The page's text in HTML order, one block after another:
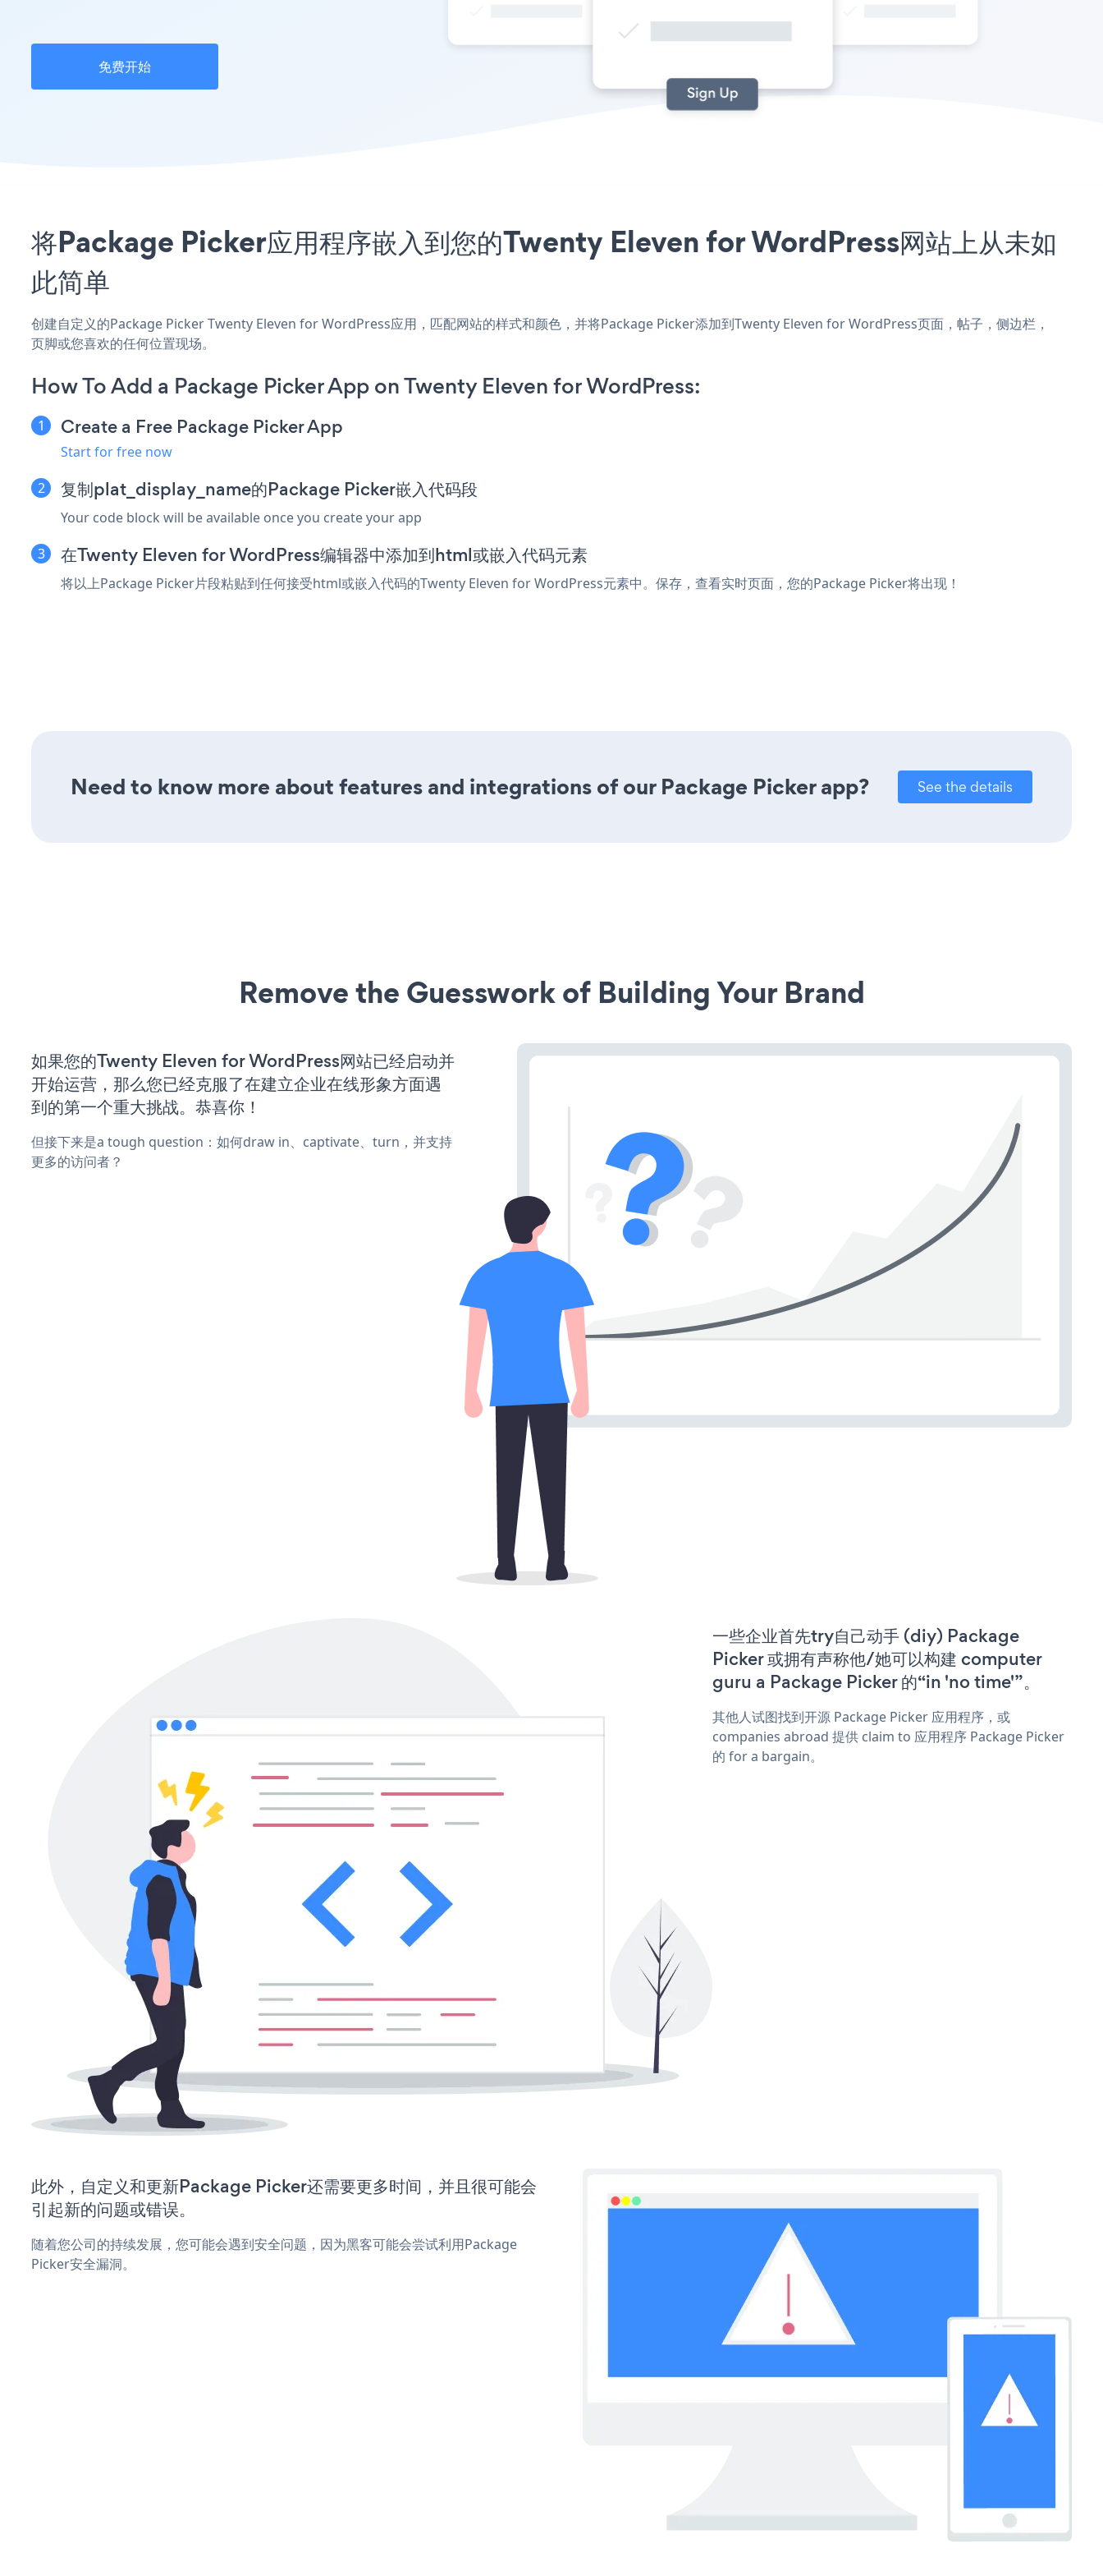
免费开始
将Package Picker应用程序嵌入到您的Twenty Eleven for WordPress网站上从未如
此简单
创建自定义的Package Picker Twenty Eleven for WordPress应用，匹配网站的样式和颜色，并将Package Picker添加到Twenty Eleven for WordPress页面，帖子，侧边栏，
页脚或您喜欢的任何位置现场。
How To Add a Package Picker App on Twenty Eleven for WordPress:
Create a Free Package Picker App
Start for free now
复制plat_display_name的Package Picker嵌入代码段
Your code block will be available once you create your app
在Twenty Eleven for WordPress编辑器中添加到html或嵌入代码元素
将以上Package Picker片段粘贴到任何接受html或嵌入代码的Twenty Eleven for WordPress元素中。保存，查看实时页面，您的Package Picker将出现！
Need to know more about features and integrations of our Package Picker app? See the details
Remove the Guesswork of Building Your Brand
如果您的Twenty Eleven for WordPress网站已经启动并
开始运营，那么您已经克服了在建立企业在线形象方面遇
到的第一个重大挑战。恭喜你！
但接下来是a tough question：如何draw in、captivate、turn，并支持
更多的访问者？
一些企业首先try自己动手 (diy) Package
Picker 或拥有声称他/她可以构建 computer
guru a Package Picker 的“in 'no time'”。
其他人试图找到开源 Package Picker 应用程序，或
companies abroad 提供 claim to 应用程序 Package Picker
的 for a bargain。
此外，自定义和更新Package Picker还需要更多时间，并且很可能会
引起新的问题或错误。
随着您公司的持续发展，您可能会遇到安全问题，因为黑客可能会尝试利用Package
Picker安全漏洞。